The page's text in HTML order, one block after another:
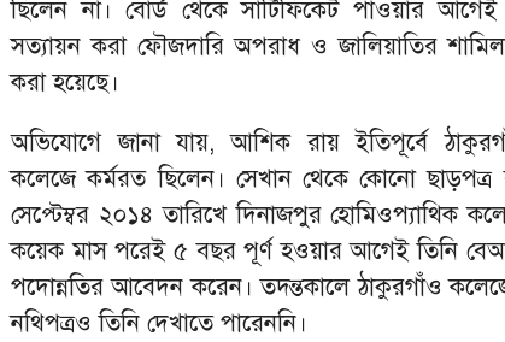
ছিলেন না। বোর্ড থেকে সার্টিফিকেট পাওয়ার আগেই
সত্যায়ন করা ফৌজদারি অপরাধ ও জালিয়াতির শামিল
করা হয়েছে।
অভিযোগে জানা যায়, আশিক রায় ইতিপূর্বে
কলেজে কর্মরত ছিলেন। সেখান থেকে কোনো ছাড়পত্র
সেপ্টেম্বর ২০১৪ তারিখে দিনাজপুর হোমিওপ্যাথিক
কয়েক মাস পরেই ৫ বছর পূর্ণ হওয়ার আগেই তিনি
পদোন্নতির আবেদন করেন। তদন্তকালে ঠাকুরগাঁও
নথিপত্রও তিনি দেখাতে পারেননি।